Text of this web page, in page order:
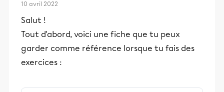
10 avril 2022
Salut !
Tout d'abord, voici une fiche que tu peux
garder comme référence lorsque tu fais des
exercices :